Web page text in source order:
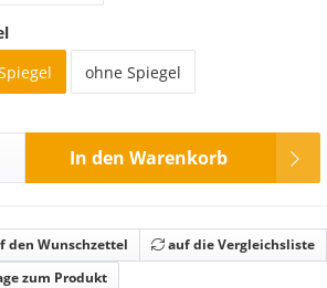
ohne Spiegel
In den Warenkorb
den Wunschzettel
auf die Vergleichsliste
zum Produkt